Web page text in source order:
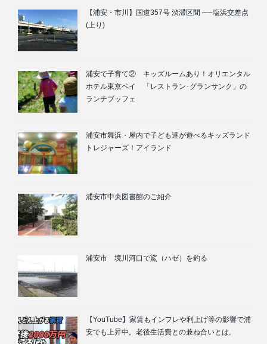
【浦安・市川】国道357号 渋滞区間 ──塩浜交差点
(上り)
浦安で子育て② キッズルームあり！オリエンタル
ホテル東京ベイ 「レストラン･グランサンク」の
ランチブッフェ
浦安市舞浜・屋内で子ども達が遊べるキッズランド
トレジャーズ！アイランド
浦安市中央図書館のご紹介
浦安市 境川河口で鯊（ハゼ）を釣る
【YouTube】家賃もインフレや利上げ等の影響で浦
安でも上昇中。老後生活費との兼ね合いとは。